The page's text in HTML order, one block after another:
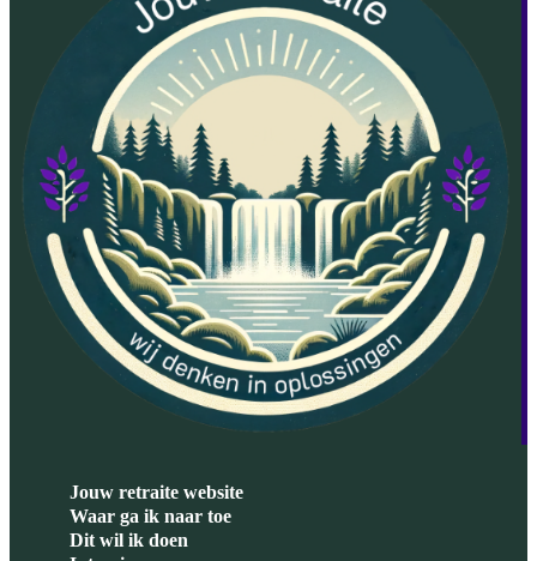
Jouw retraite website
Waar ga ik naar toe
Dit wil ik doen